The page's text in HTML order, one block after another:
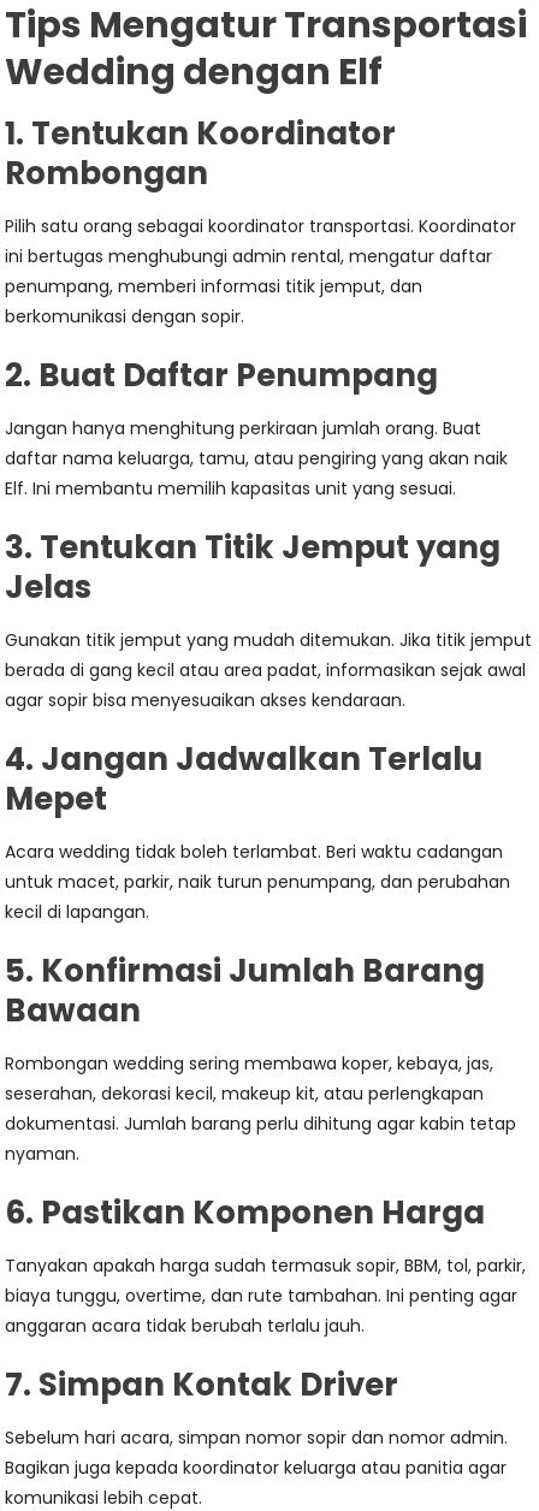
Tips Mengatur Transportasi
Wedding dengan Elf
1. Tentukan Koordinator
Rombongan
Pilih satu orang sebagai koordinator transportasi. Koordinator
ini bertugas menghubungi admin rental, mengatur daftar
penumpang, memberi informasi titik jemput, dan
berkomunikasi dengan sopir.
2. Buat Daftar Penumpang
Jangan hanya menghitung perkiraan jumlah orang. Buat
daftar nama keluarga, tamu, atau pengiring yang akan naik
Elf. Ini membantu memilih kapasitas unit yang sesuai.
3. Tentukan Titik Jemput yang
Jelas
Gunakan titik jemput yang mudah ditemukan. Jika titik jemput
berada di gang kecil atau area padat, informasikan sejak awal
agar sopir bisa menyesuaikan akses kendaraan.
4. Jangan Jadwalkan Terlalu
Mepet
Acara wedding tidak boleh terlambat. Beri waktu cadangan
untuk macet, parkir, naik turun penumpang, dan perubahan
kecil di lapangan.
5. Konfirmasi Jumlah Barang
Bawaan
Rombongan wedding sering membawa koper, kebaya, jas,
seserahan, dekorasi kecil, makeup kit, atau perlengkapan
dokumentasi. Jumlah barang perlu dihitung agar kabin tetap
nyaman.
6. Pastikan Komponen Harga
Tanyakan apakah harga sudah termasuk sopir, BBM, tol, parkir,
biaya tunggu, overtime, dan rute tambahan. Ini penting agar
anggaran acara tidak berubah terlalu jauh.
7. Simpan Kontak Driver
Sebelum hari acara, simpan nomor sopir dan nomor admin.
Bagikan juga kepada koordinator keluarga atau panitia agar
komunikasi lebih cepat.